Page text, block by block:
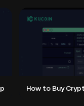
How to Buy